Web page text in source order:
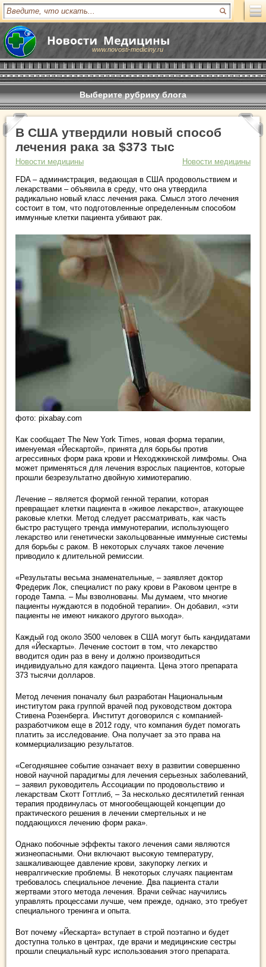
www.novosti-mediciny.ru
Выберите рубрику блога
В США утвердили новый способ
лечения рака за $373 тыс
Новости медицины
Новости медицины
FDA – администрация, ведающая в США продовольствием и
лекарствами – объявила в среду, что она утвердила
радикально новый класс лечения рака. Смысл этого лечения
состоит в том, что подготовленные определенным способом
иммунные клетки пациента убивают рак.
фото: pixabay.com
Как сообщает The New York Times, новая форма терапии,
именуемая «Йескартой», принята для борьбы против
агрессивных форм рака крови и Неходжкинской лимфомы. Она
может применяться для лечения взрослых пациентов, которые
прошли безрезультатно двойную химиотерапию.
Лечение – является формой генной терапии, которая
превращает клетки пациента в «живое лекарство», атакующее
раковые клетки. Метод следует рассматривать, как часть
быстро растущего тренда иммунотерапии, использующего
лекарство или генетически закольцованные иммунные системы
для борьбы с раком. В некоторых случаях такое лечение
приводило к длительной ремиссии.
«Результаты весьма знаменательные, – заявляет доктор
Фредерик Лок, специалист по раку крови в Раковом центре в
городе Тампа. – Мы взволнованы. Мы думаем, что многие
пациенты нуждаются в подобной терапии». Он добавил, «эти
пациенты не имеют никакого другого выхода».
Каждый год около 3500 человек в США могут быть кандидатами
для «Йескарты». Лечение состоит в том, что лекарство
вводится один раз в вену и должно производиться
индивидуально для каждого пациента. Цена этого препарата
373 тысячи долларов.
Метод лечения поначалу был разработан Национальным
институтом рака группой врачей под руководством доктора
Стивена Розенберга. Институт договорился с компанией-
разработчиком еще в 2012 году, что компания будет помогать
платить за исследование. Она получает за это права на
коммерциализацию результатов.
«Сегодняшнее событие означает веху в развитии совершенно
новой научной парадигмы для лечения серьезных заболеваний,
– заявил руководитель Ассоциации по продовольствию и
лекарствам Скотт Готтлиб, – За несколько десятилетий генная
терапия продвинулась от многообещающей концепции до
практического решения в лечении смертельных и не
поддающихся лечению форм рака».
Однако побочные эффекты такого лечения сами являются
жизнеопасными. Они включают высокую температуру,
зашкаливающее давление крови, закупорку легких и
невралгические проблемы. В некоторых случаях пациентам
требовалось специальное лечение. Два пациента стали
жертвами этого метода лечения. Врачи сейчас научились
управлять процессами лучше, чем прежде, однако, это требует
специального тренинга и опыта.
Вот почему «Йескарта» вступает в строй поэтапно и будет
доступна только в центрах, где врачи и медицинские сестры
прошли специальный курс использования этого препарата.